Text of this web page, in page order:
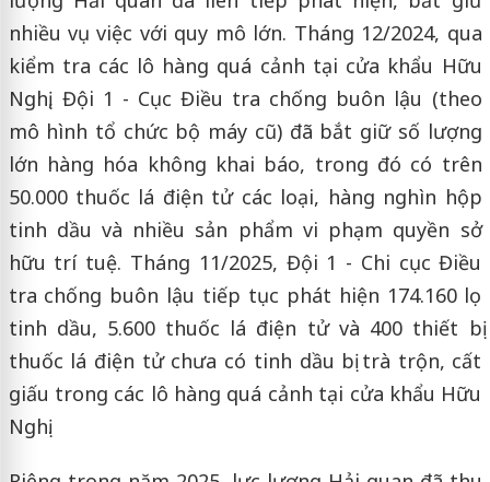
nhiều vụ việc với quy mô lớn. Tháng 12/2024, qua
kiểm tra các lô hàng quá cảnh tại cửa khẩu Hữu
Nghị, Đội 1 - Cục Điều tra chống buôn lậu (theo
mô hình tổ chức bộ máy cũ) đã bắt giữ số lượng
lớn hàng hóa không khai báo, trong đó có trên
50.000 thuốc lá điện tử các loại, hàng nghìn hộp
tinh dầu và nhiều sản phẩm vi phạm quyền sở
hữu trí tuệ. Tháng 11/2025, Đội 1 - Chi cục Điều
tra chống buôn lậu tiếp tục phát hiện 174.160 lọ
tinh dầu, 5.600 thuốc lá điện tử và 400 thiết bị
thuốc lá điện tử chưa có tinh dầu bị trà trộn, cất
giấu trong các lô hàng quá cảnh tại cửa khẩu Hữu
Nghị.